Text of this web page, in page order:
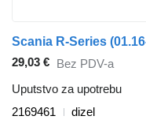
29,03 € Bez PDV-a
Uputstvo za upotrebu
2169461
dizel